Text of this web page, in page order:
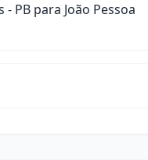
- PB para João Pessoa